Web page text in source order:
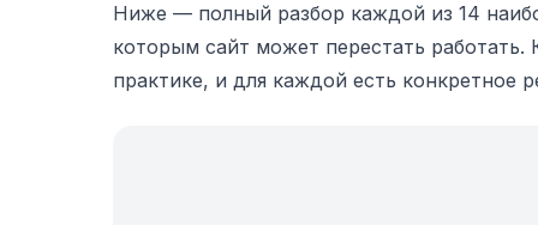
Ниже — полный разбор каждой из 14
которым сайт может перестать работать.
практике, и для каждой есть конкретное